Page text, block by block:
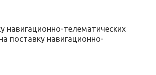
навигационно-телематических
поставку навигационно-